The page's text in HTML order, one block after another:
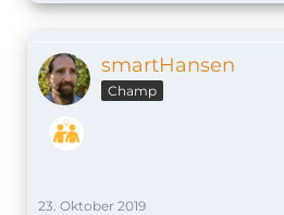
smartHansen
Champ
23. Oktober 2019